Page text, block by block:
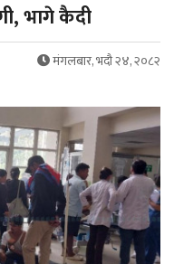
भागे कैदी
मंगलबार, भदौ २४, २०८२